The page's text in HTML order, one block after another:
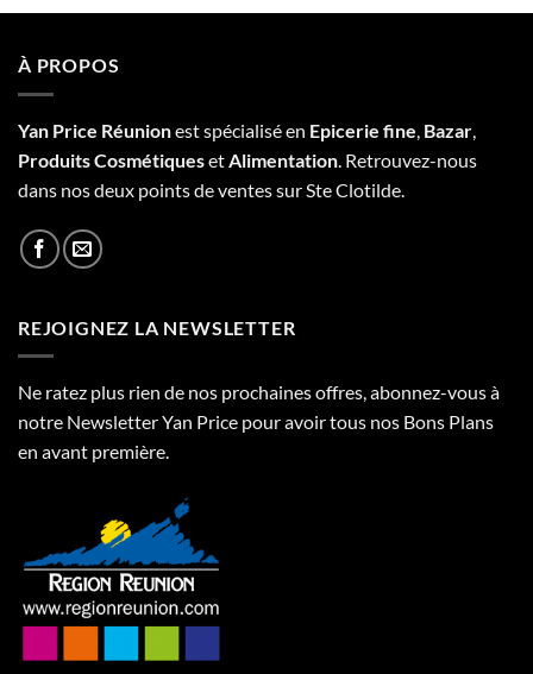
était : est :
À PROPOS
Yan Price Réunionest spécialisé en Epicerie fine, Bazar,
Produits CosmétiquesetAlimentation. Retrouvez-nous
dans nos deux points de ventes sur Ste Clotilde.
REJOIGNEZ LA NEWSLETTER
Ne ratez plus rien de nos prochaines offres, abonnez-vous à
notre Newsletter Yan Price pour avoir tous nos Bons Plans
en avant première.